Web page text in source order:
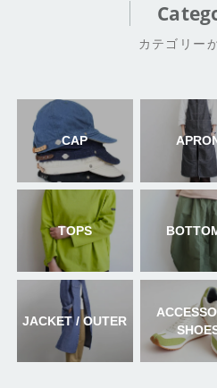
カテゴリー
CAP
TOPS
JACKET / OUTER